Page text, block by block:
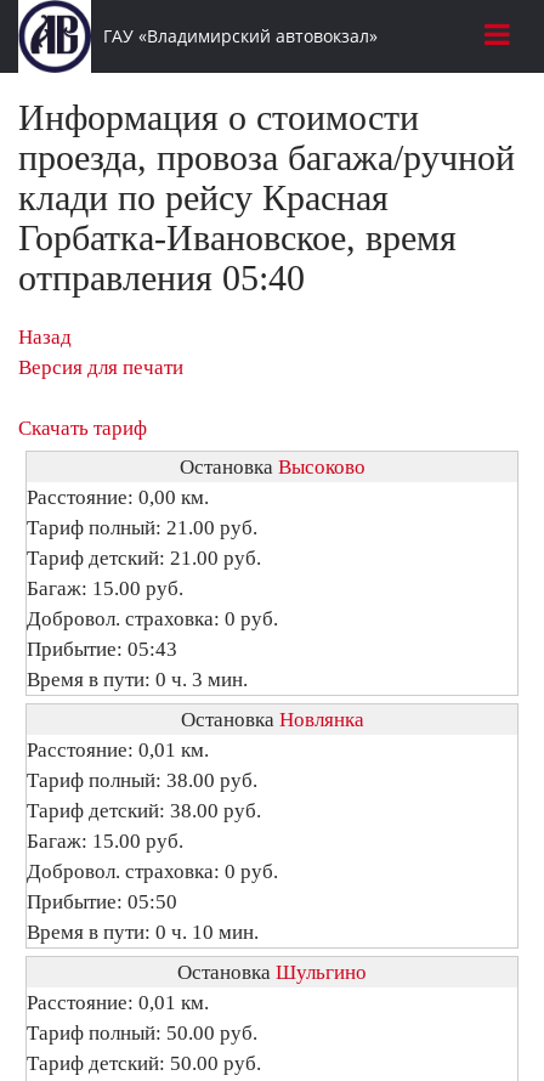
ГАУ «Владимирский автовокзал»
Информация о стоимости
проезда, провоза багажа/ручной
клади по рейсу Красная
Горбатка-Ивановское, время
отправления 05:40
Назад
Версия для печати
Скачать тариф
Остановка Высоково
Расстояние: 0,00 км.
Тариф полный: 21.00 руб.
Тариф детский: 21.00 руб.
Багаж: 15.00 руб.
Добровол. страховка: 0 руб.
Прибытие: 05:43
Время в пути: 0 ч. 3 мин.
Остановка Новлянка
Расстояние: 0,01 км.
Тариф полный: 38.00 руб.
Тариф детский: 38.00 руб.
Багаж: 15.00 руб.
Добровол. страховка: 0 руб.
Прибытие: 05:50
Время в пути: 0 ч. 10 мин.
Остановка Шульгино
Расстояние: 0,01 км.
Тариф полный: 50.00 руб.
Тариф детский: 50.00 руб.